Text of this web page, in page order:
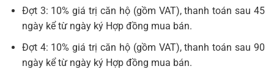
Đợt 3: 10% giá trị căn hộ (gồm VAT), thanh toán sau 45
ngày kể từ ngày ký Hợp đồng mua bán.
Đợt 4: 10% giá trị căn hộ (gồm VAT), thanh toán sau 90
ngày kể từ ngày ký Hợp đồng mua bán.